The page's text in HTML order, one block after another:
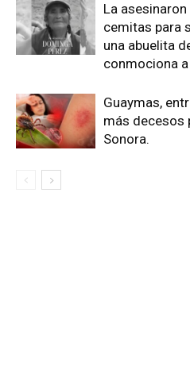
La
cemitas para
una abuelita
conmociona a
Guaymas,
más decesos
Sonora.